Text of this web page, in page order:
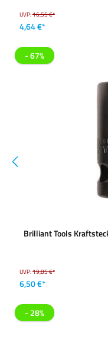
UVP:16,55 €*
4,64 €*
- 67%
Brilliant Tools
UVP:19,85 €*
6,50 €*
- 28%